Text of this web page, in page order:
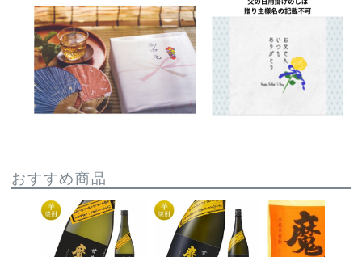
おすすめ商品